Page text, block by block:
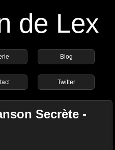
de Lex
Blog
Twitter
Secrète -